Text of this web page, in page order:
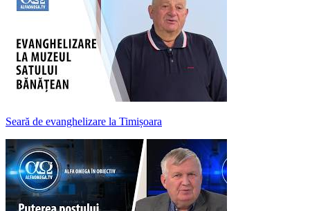
Seară de evanghelizare la Timișoara